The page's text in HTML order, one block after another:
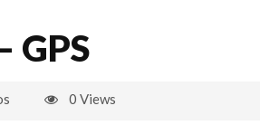
GPS
0 Views